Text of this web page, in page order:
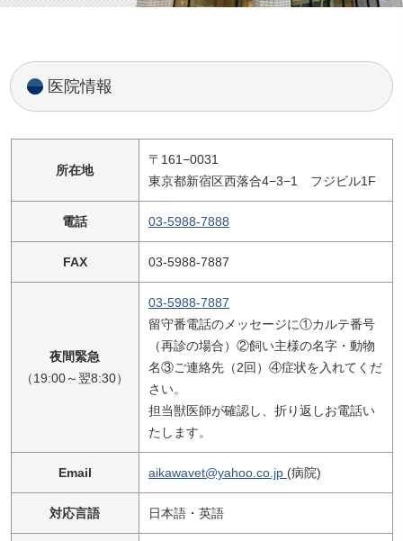
医院情報
所在地
〒161−0031
東京都新宿区西落合4−3−1 フジビル1F
電話 03-5988-7888
FAX 03-5988-7887
夜間緊急
（19:00～翌8:30）
03-5988-7887
留守番電話のメッセージに①カルテ番号
（再診の場合）②飼い主様の名字・動物
名③ご連絡先（2回）④症状を入れてくだ
さい。
担当獣医師が確認し、折り返しお電話い
たします。
Email aikawavet@yahoo.co.jp (病院)
対応言語 日本語・英語